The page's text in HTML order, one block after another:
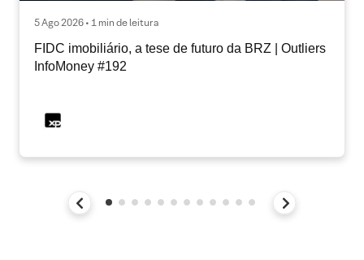
5 Ago 2026 • 1 min de leitura
FIDC imobiliário, a tese de futuro da BRZ | Outliers
InfoMoney #192